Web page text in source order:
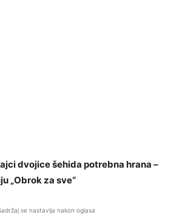
dvojice šehida potrebna hrana –
„Obrok za sve“
se nastavlja nakon oglasa